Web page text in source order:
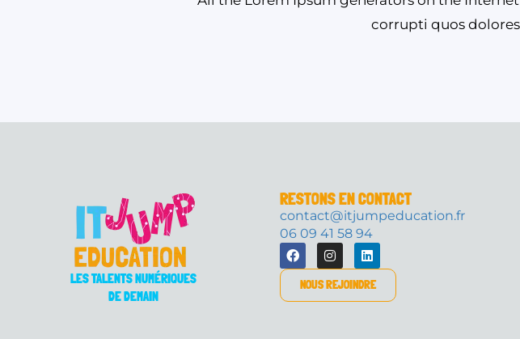
corrupti quos
LES TALENTS NUMÉRIQUES
DE DEMAIN
RESTONS EN CONTACT
contact@itjumpeducation.fr
06 09 41 58 94
NOUS REJOINDRE